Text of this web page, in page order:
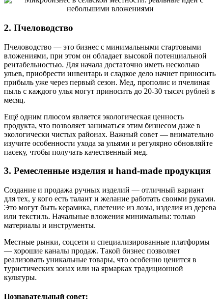
2. Пчеловодство
Пчеловодство — это бизнес с минимальными стартовыми
вложениями, при этом он обладает высокой потенциальной
рентабельностью. Для начала достаточно иметь несколько
ульев, приобрести инвентарь и сладкое дело начнет приносить
прибыль уже через первый сезон. Мед, прополис и пчелиная
пыль с каждого улья могут приносить до 20-30 тысяч рублей в
месяц.
Ещё одним плюсом является экологическая ценность
продукта, что позволяет заниматься этим бизнесом даже в
экологически чистых районах. Важный совет — внимательно
изучите особенности ухода за ульями и регулярно обновляйте
пасеку, чтобы получать качественный мед.
3. Ремесленные изделия и hand-made продукция
Создание и продажа ручных изделий — отличный вариант
для тех, у кого есть талант и желание работать своими руками.
Это могут быть керамика, плетение из лозы, изделия из дерева
или текстиль. Начальные вложения минимальны: только
материалы и инструменты.
Местные рынки, соцсети и специализированные платформы
— хорошие каналы продаж. Такой бизнес позволяет
реализовать уникальные товары, что особенно ценится в
туристических зонах или на ярмарках традиционной
культуры.
Познавательный совет: